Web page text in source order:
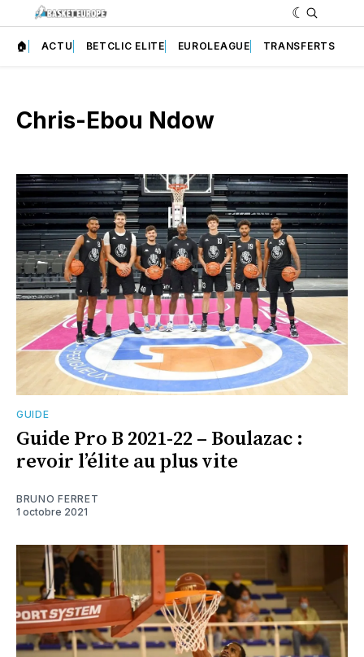
🏠 ACTU BETCLIC ELITE EUROLEAGUE TRANSFERTS
Chris-Ebou Ndow
GUIDE
Guide Pro B 2021-22 – Boulazac :
revoir l’élite au plus vite
BRUNO FERRET
1 octobre 2021